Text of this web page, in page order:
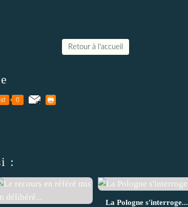
Retour à l'accueil
0
:
La Pologne s'interroge...